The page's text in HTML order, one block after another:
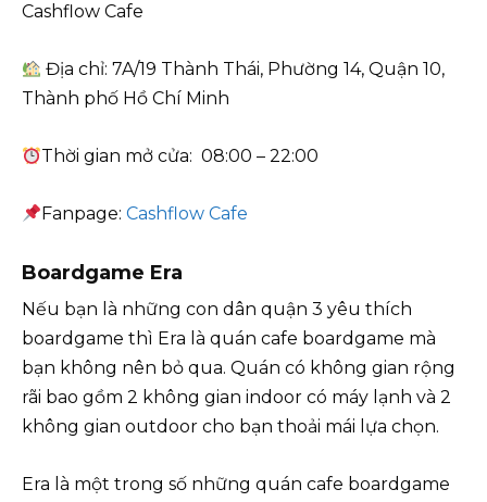
Cashflow Cafe
Địa chỉ: 7A/19 Thành Thái, Phường 14, Quận 10,
Thành phố Hồ Chí Minh
Thời gian mở cửa: 08:00 – 22:00
Fanpage:Cashflow Cafe
Boardgame Era
Nếu bạn là những con dân quận 3 yêu thích
boardgame thì Era là quán cafe boardgame mà
bạn không nên bỏ qua. Quán có không gian rộng
rãi bao gồm 2 không gian indoor có máy lạnh và 2
không gian outdoor cho bạn thoải mái lựa chọn.
Era là một trong số những quán cafe boardgame